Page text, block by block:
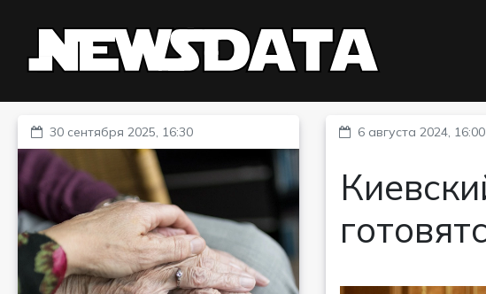
30 сентября 2025, 16:30 6 августа 2024, 16:00